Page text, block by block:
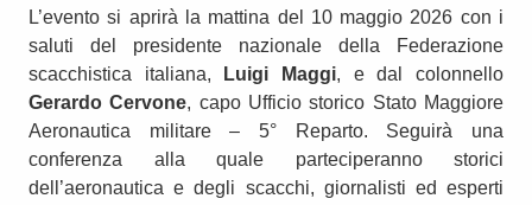
L’evento si aprirà la mattina del 10 maggio 2026 con i
saluti del presidente nazionale della Federazione
scacchistica italiana,
Luigi Maggi, e dal colonnello
Gerardo Cervone, capo Ufficio storico Stato Maggiore
Aeronautica militare – 5° Reparto. Seguirà una
conferenza alla quale parteciperanno storici
dell’aeronautica e degli scacchi, giornalisti ed esperti